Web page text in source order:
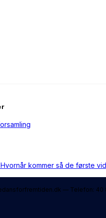
kommer så de første
— Telefon: 40